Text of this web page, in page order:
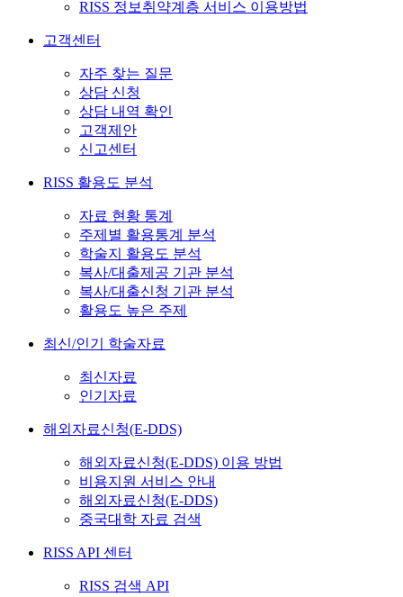
RISS 정보취약계층 서비스 이용방법
고객센터
자주 찾는 질문
상담 신청
상담 내역 확인
고객제안
신고센터
RISS 활용도 분석
자료 현황 통계
주제별 활용통계 분석
학술지 활용도 분석
복사/대출제공 기관 분석
복사/대출신청 기관 분석
활용도 높은 주제
최신/인기 학술자료
최신자료
인기자료
해외자료신청(E-DDS)
해외자료신청(E-DDS) 이용 방법
비용지원 서비스 안내
해외자료신청(E-DDS)
중국대학 자료 검색
RISS API 센터
RISS 검색 API